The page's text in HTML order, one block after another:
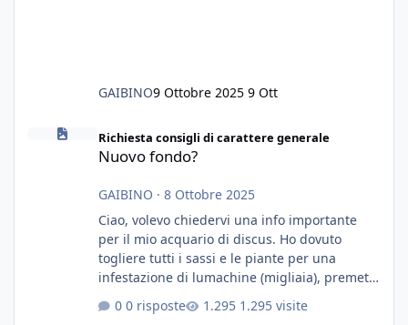
GAIBINO9 Ottobre 2025 9 Ott
Nuovo fondo?
Richiesta consigli di carattere generale
Nuovo fondo?
GAIBINO · 8 Ottobre 2025
Ciao, volevo chiedervi una info importante
per il mio acquario di discus. Ho dovuto
togliere tutti i sassi e le piante per una
infestazione di lumachine (migliaia), premetto
che ho 3 discus, 8 coridoras, e una ventina di
cardinali, e tre pulitori in una vasca con 200
0 risposte 1.295 visite